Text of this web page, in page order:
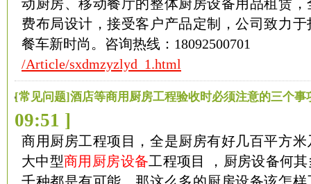
动厨房、移动餐厅的整体厨房设备用品租赁
费布局设计，接受客户产品定制，公司致力
餐车新时尚。咨询热线：18092500701
/Article/sxdmzyzlyd_1.html
[常见问题]酒店等商用厨房工程验收时必须注意的三个事
09:51 ]
商用厨房工程项目，全是厨房有好几百平方
大中型商用厨房设备工程项目 ，厨房设备何